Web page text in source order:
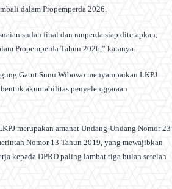
dalam Propemperda 2026.
sudah final dan ranperda siap ditetapkan,
Propemperda Tahun 2026,” katanya.
Gatut Sunu Wibowo menyampaikan LKPJ
akuntabilitas penyelenggaraan
merupakan amanat Undang-Undang Nomor 23
Nomor 13 Tahun 2019, yang mewajibkan
kepada DPRD paling lambat tiga bulan setelah